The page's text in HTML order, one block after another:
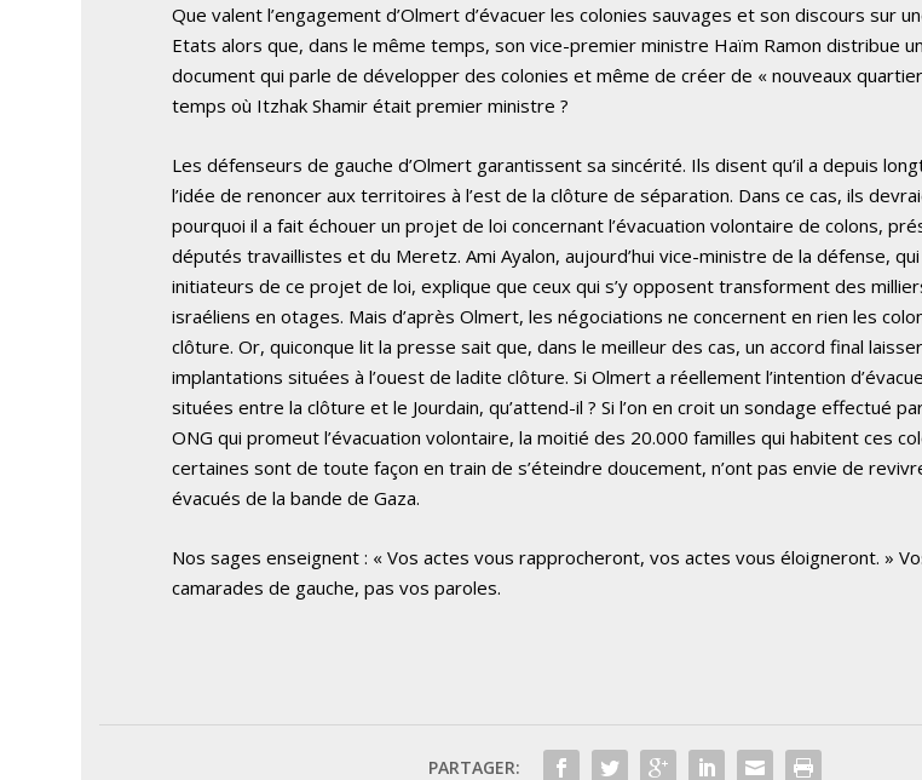
Que valent l’engagement d’Olmert d’évacuer les colonies sauvages et son discours sur
Etats alors que, dans le même temps, son vice-premier ministre Haïm Ramon distribue
document qui parle de développer des colonies et même de créer de « nouveaux
temps où Itzhak Shamir était premier ministre ?
Les défenseurs de gauche d’Olmert garantissent sa sincérité. Ils disent qu’il a depuis
l’idée de renoncer aux territoires à l’est de la clôture de séparation. Dans ce cas, ils
pourquoi il a fait échouer un projet de loi concernant l’évacuation volontaire de colons,
députés travaillistes et du Meretz. Ami Ayalon, aujourd’hui vice-ministre de la défense,
initiateurs de ce projet de loi, explique que ceux qui s’y opposent transforment des
israéliens en otages. Mais d’après Olmert, les négociations ne concernent en rien les
clôture. Or, quiconque lit la presse sait que, dans le meilleur des cas, un accord final
implantations situées à l’ouest de ladite clôture. Si Olmert a réellement l’intention
situées entre la clôture et le Jourdain, qu’attend-il ? Si l’on en croit un sondage effectué
ONG qui promeut l’évacuation volontaire, la moitié des 20.000 familles qui habitent ces
certaines sont de toute façon en train de s’éteindre doucement, n’ont pas envie de
évacués de la bande de Gaza.
Nos sages enseignent : « Vos actes vous rapprocheront, vos actes vous éloigneront. »
camarades de gauche, pas vos paroles.
PARTAGER: